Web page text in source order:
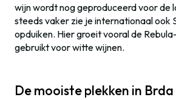
wijn wordt nog geproduceerd voor de
steeds vaker zie je internationaal ook
opduiken. Hier groeit vooral de
gebruikt voor witte wijnen.
De mooiste plekken in Brda